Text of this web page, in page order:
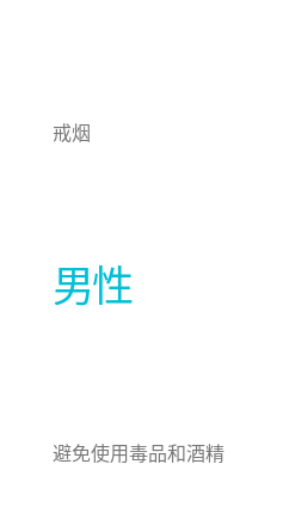
戒烟
男性
避免使用毒品和酒精